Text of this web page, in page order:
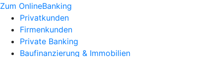
Zum OnlineBanking
Privatkunden
Firmenkunden
Private Banking
Baufinanzierung & Immobilien